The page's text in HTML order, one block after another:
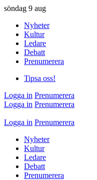
söndag 9 aug
Nyheter
Kultur
Ledare
Debatt
Prenumerera
Tipsa oss!
Logga in Prenumerera
Logga in Prenumerera
Logga in Prenumerera
Nyheter
Kultur
Ledare
Debatt
Prenumerera